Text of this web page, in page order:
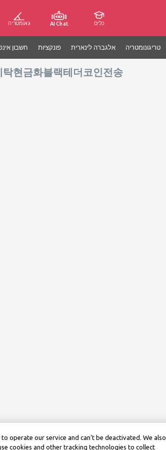
גאומטריה AI Chat כלים
חשבון פונקציות אלגברה לינארית טריגונומטריה
현금화블랙테더코인전송
operate our service and can’t be deactivated. We also
cookies and other tracking technologies to collect